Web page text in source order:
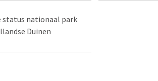
status nationaal park
Duinen